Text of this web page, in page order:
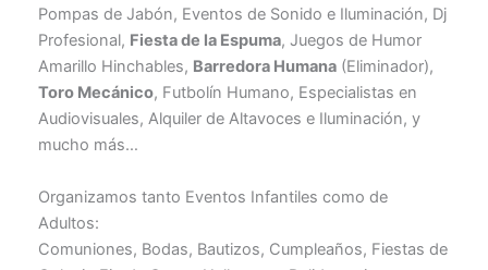
Pompas de Jabón, Eventos de Sonido e Iluminación, Dj
Profesional, Fiesta de la Espuma, Juegos de Humor
Amarillo Hinchables, Barredora Humana (Eliminador),
Toro Mecánico, Futbolín Humano, Especialistas en
Audiovisuales, Alquiler de Altavoces e Iluminación, y
mucho más…
Organizamos tanto Eventos Infantiles como de
Adultos:
Comuniones, Bodas, Bautizos, Cumpleaños, Fiestas de